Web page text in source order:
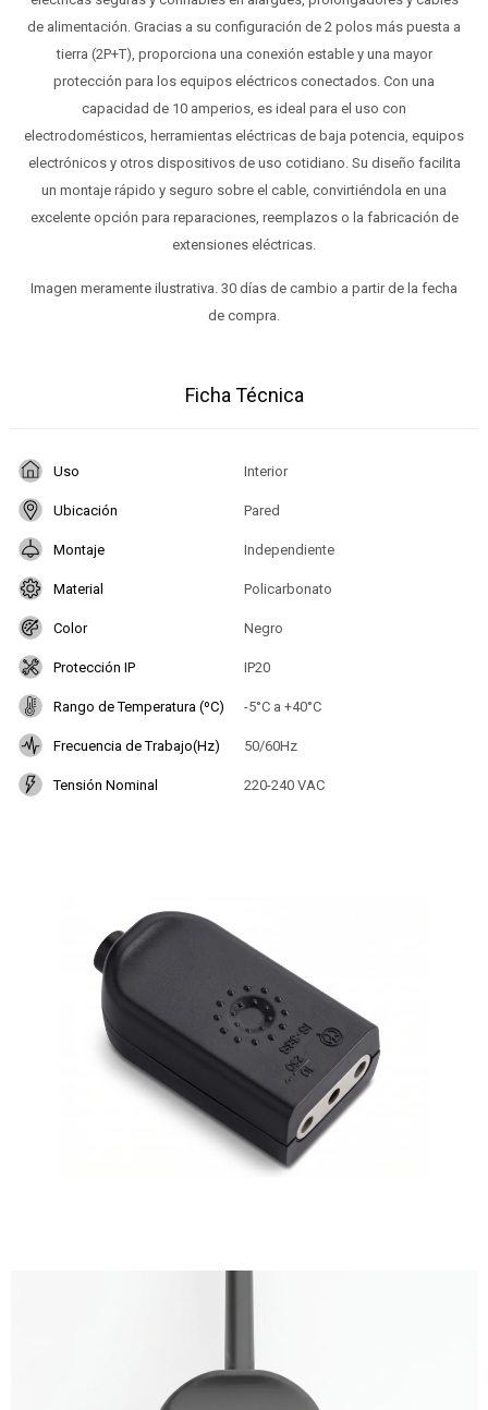
de alimentación. Gracias a su configuración de 2 polos más puesta a
tierra (2P+T), proporciona una conexión estable y una mayor
protección para los equipos eléctricos conectados. Con una
capacidad de 10 amperios, es ideal para el uso con
electrodomésticos, herramientas eléctricas de baja potencia, equipos
electrónicos y otros dispositivos de uso cotidiano. Su diseño facilita
un montaje rápido y seguro sobre el cable, convirtiéndola en una
excelente opción para reparaciones, reemplazos o la fabricación de
extensiones eléctricas.
Imagen meramente ilustrativa. 30 días de cambio a partir de la fecha
de compra.
Ficha Técnica
Uso Interior
Ubicación Pared
Montaje Independiente
Material Policarbonato
Color Negro
Protección IP IP20
Rango de Temperatura (ºC) -5°C a +40°C
Frecuencia de Trabajo(Hz) 50/60Hz
Tensión Nominal 220-240 VAC